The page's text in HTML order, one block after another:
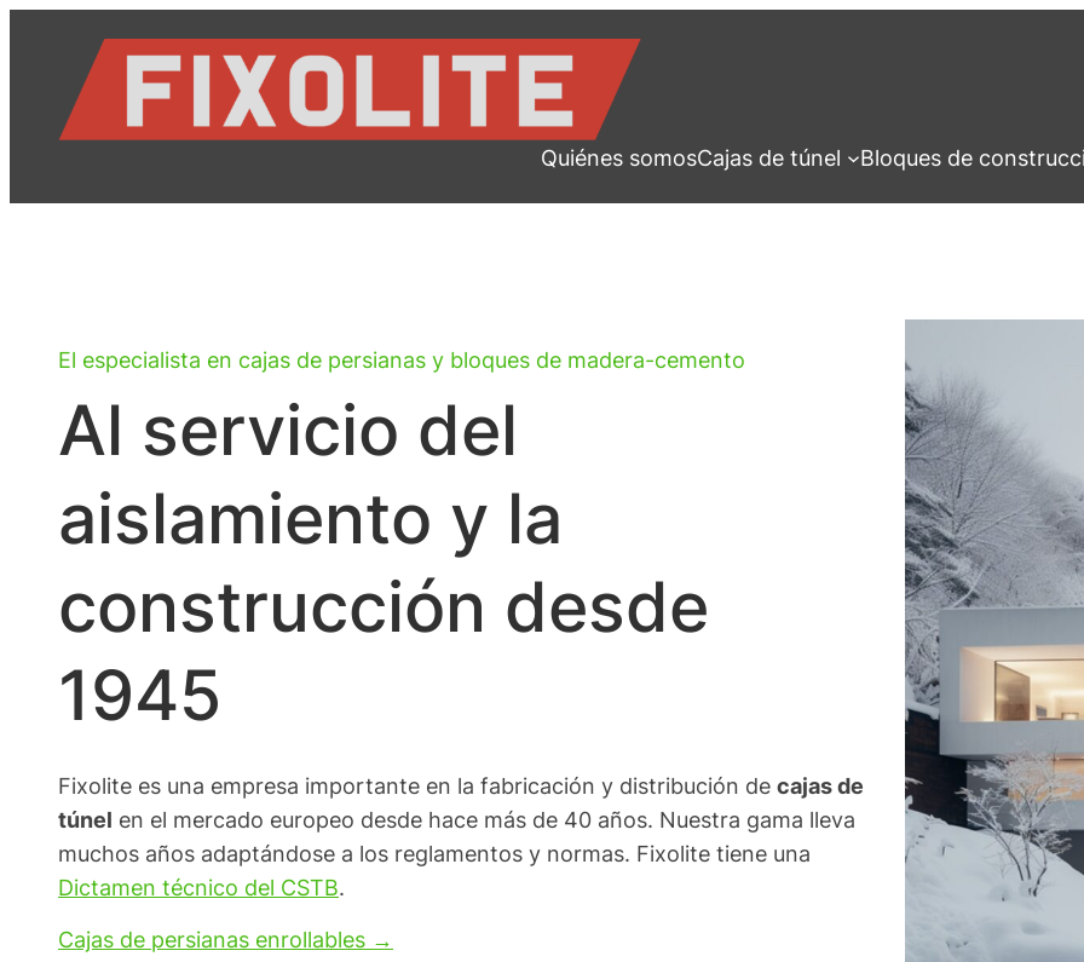
contenido
Quiénes somosCajas de túnel Bloques de
El especialista en cajas de persianas y bloques de madera-cemento
Al servicio del
aislamiento y la
construcción desde
1945
Fixolite es una empresa importante en la fabricación y distribución de cajas de
túnel en el mercado europeo desde hace más de 40 años. Nuestra gama lleva
muchos años adaptándose a los reglamentos y normas. Fixolite tiene una
Dictamen técnico del CSTB.
Cajas de persianas enrollables →